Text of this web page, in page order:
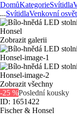
DomůKategorieSvítidla
...SvítidlaVenkovní
Zobrazit galerii
Zobrazit všechny
-25 %Poslední kousky
ID: 1651422
Fischer & Honsel